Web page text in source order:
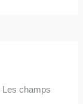
Les champs